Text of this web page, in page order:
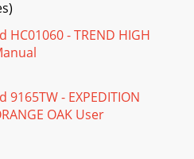
- TREND HIGH
- EXPEDITION
OAK User